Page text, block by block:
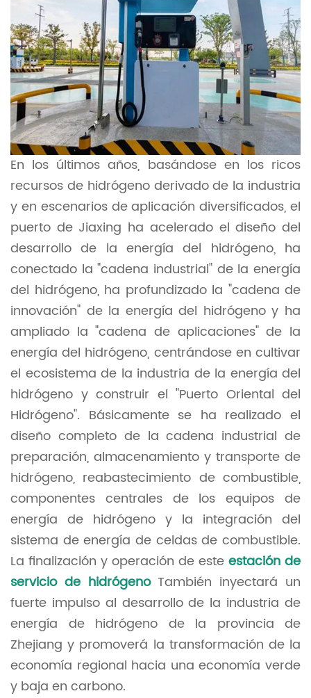
En los últimos años, basándose en los ricos
recursos de hidrógeno derivado de la industria
y en escenarios de aplicación diversificados, el
puerto de Jiaxing ha acelerado el diseño del
desarrollo de la energía del hidrógeno, ha
conectado la "cadena industrial" de la energía
del hidrógeno, ha profundizado la "cadena de
innovación" de la energía del hidrógeno y ha
ampliado la "cadena de aplicaciones" de la
energía del hidrógeno, centrándose en cultivar
el ecosistema de la industria de la energía del
hidrógeno y construir el "Puerto Oriental del
Hidrógeno". Básicamente se ha realizado el
diseño completo de la cadena industrial de
preparación, almacenamiento y transporte de
hidrógeno, reabastecimiento de combustible,
componentes centrales de los equipos de
energía de hidrógeno y la integración del
sistema de energía de celdas de combustible.
La finalización y operación de este estación de
servicio de hidrógenoTambién inyectará un
fuerte impulso al desarrollo de la industria de
energía de hidrógeno de la provincia de
Zhejiang y promoverá la transformación de la
economía regional hacia una economía verde
y baja en carbono.